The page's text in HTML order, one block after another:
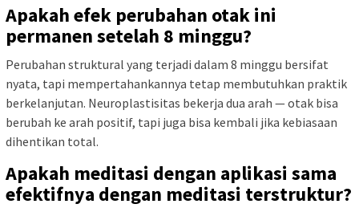
Apakah efek perubahan otak ini
permanen setelah 8 minggu?
Perubahan struktural yang terjadi dalam 8 minggu bersifat
nyata, tapi mempertahankannya tetap membutuhkan praktik
berkelanjutan. Neuroplastisitas bekerja dua arah — otak bisa
berubah ke arah positif, tapi juga bisa kembali jika kebiasaan
dihentikan total.
Apakah meditasi dengan aplikasi sama
efektifnya dengan meditasi terstruktur?